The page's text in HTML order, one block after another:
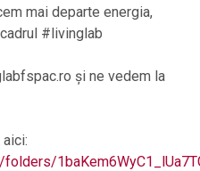
mai departe energia,
#livinglab
și ne vedem la